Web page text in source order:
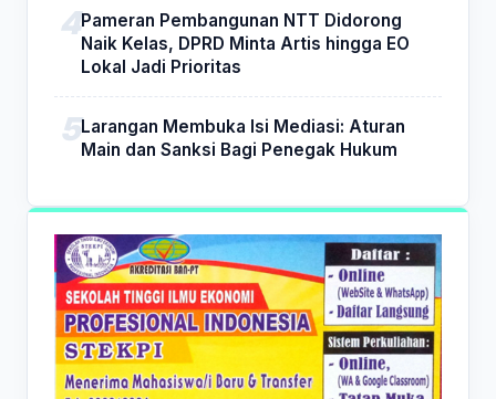
Pameran Pembangunan NTT Didorong
Naik Kelas, DPRD Minta Artis hingga EO
Lokal Jadi Prioritas
Larangan Membuka Isi Mediasi: Aturan
Main dan Sanksi Bagi Penegak Hukum